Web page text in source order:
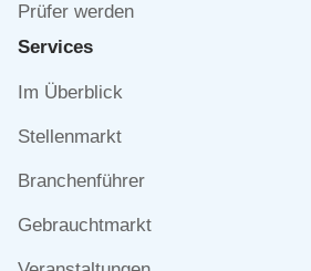
Prüfer werden
Services
Navigation
Im Überblick
Stellenmarkt
Branchenführer
Gebrauchtmarkt